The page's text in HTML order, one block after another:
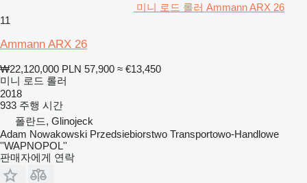
미니 로드 롤러 Ammann ARX 26
11
Ammann ARX 26
₩22,120,000 PLN 57,900 ≈ €13,450
미니 로드 롤러
2018
933 주행 시간
폴란드, Glinojeck
Adam Nowakowski Przedsiebiorstwo Transportowo-Handlowe
''WAPNOPOL''
판매자에게 연락